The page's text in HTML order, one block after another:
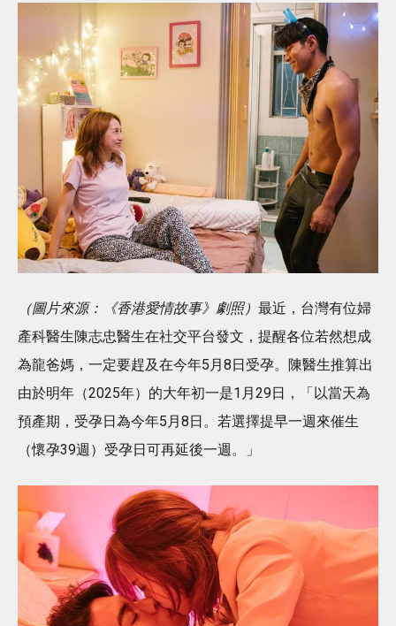
（圖片來源：《香港愛情故事》劇照） 最近，台灣有位婦
產科醫生陳志忠醫生在社交平台發文，提醒各位若然想成
為龍爸媽，一定要趕及在今年5月8日受孕。陳醫生推算出
由於明年（2025年）的大年初一是1月29日，「以當天為
預產期，受孕日為今年5月8日。若選擇提早一週來催生
（懷孕39週）受孕日可再延後一週。」